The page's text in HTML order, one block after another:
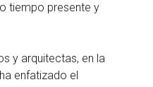
tiempo presente y
y arquitectas, en la
enfatizado el